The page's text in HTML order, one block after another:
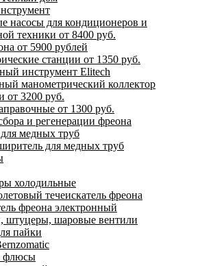
насосы для кондиционеров и
техники от 8400 руб.
от 5900 рублей
станции от 1350 руб.
инструмент Elitech
манометрический коллектор
от 3200 руб.
от 1300 руб.
и регенерации фреона
медных труб
для медных труб
холодильные
течеискатель фреона
фреона электронный
штуцеры, шаровые вентили
пайки
флюсы